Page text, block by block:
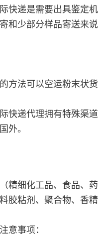
快递是需要出具鉴定
和少部分样品寄送来
方法可以空运粉末状货
快递代理拥有特殊渠
外。
精细化工品、食品、
胶粘剂、聚合物、香
意事项：